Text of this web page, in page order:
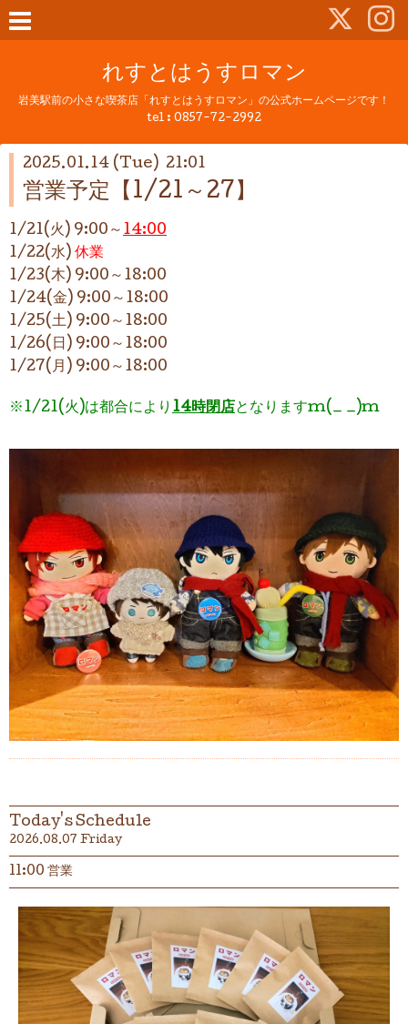
れすとはうすロマン
岩美駅前の小さな喫茶店「れすとはうすロマン」の公式ホームページです！
tel : 0857-72-2992
2025.01.14 (Tue) 21:01
営業予定【1/21～27】
1/21(火) 9:00～ 14:00
1/22(水) 休業
1/23(木) 9:00～18:00
1/24(金) 9:00～18:00
1/25(土) 9:00～18:00
1/26(日) 9:00～18:00
1/27(月) 9:00～18:00
※1/21(火)は都合により 14時閉店となりますm(_ _)m
Today's Schedule
2026.08.07 Friday
11:00 営業